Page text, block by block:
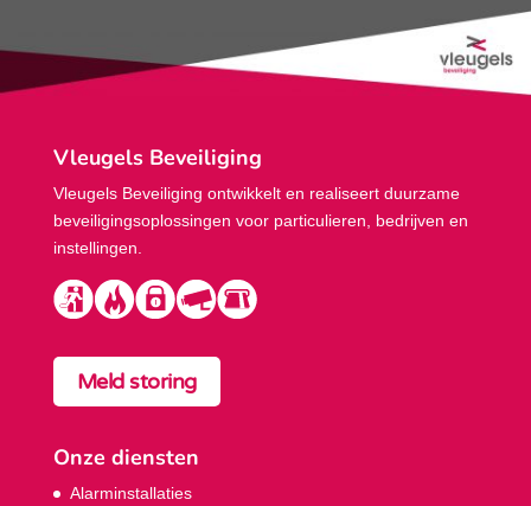
Vleugels Beveiliging
Vleugels Beveiliging ontwikkelt en realiseert duurzame
beveiligings­oplossingen voor particulieren, bedrijven en
instellingen.
Meld storing
Onze diensten
Alarminstallaties